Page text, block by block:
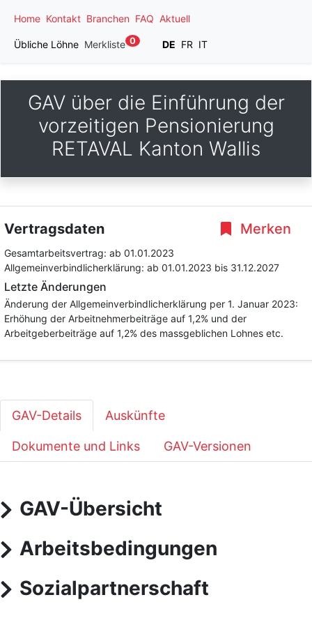
Home Kontakt Branchen FAQ Aktuell
Übliche Löhne Merkliste 0 DE FR IT
GAV über die Einführung der
vorzeitigen Pensionierung
RETAVAL Kanton Wallis
Merken
Vertragsdaten
Gesamtarbeitsvertrag: ab 01.01.2023
Allgemeinverbindlicherklärung: ab 01.01.2023 bis 31.12.2027
Letzte Änderungen
Änderung der Allgemeinverbindlicherklärung per 1. Januar 2023:
Erhöhung der Arbeitnehmerbeiträge auf 1,2% und der
Arbeitgeberbeiträge auf 1,2% des massgeblichen Lohnes etc.
GAV-Details Auskünfte
Dokumente und Links GAV-Versionen
GAV-Übersicht
Arbeitsbedingungen
Sozialpartnerschaft